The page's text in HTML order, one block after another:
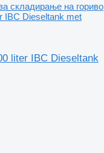
складирање на гориво
IBC Dieseltank met
liter IBC Dieseltank